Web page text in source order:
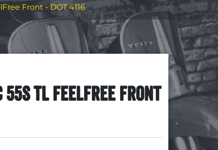
Front - DOT 4116
55S TL FeelFree Front